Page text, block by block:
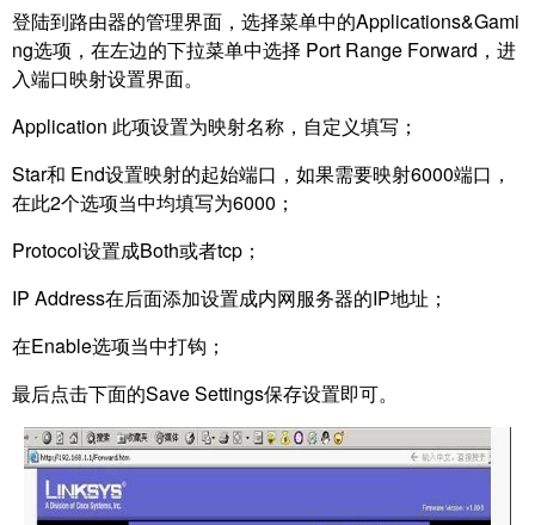
登陆到路由器的管理界面，选择菜单中的Applications&Gami
ng选项，在左边的下拉菜单中选择 Port Range Forward，进
入端口映射设置界面。
Application 此项设置为映射名称，自定义填写；
Star和 End设置映射的起始端口，如果需要映射6000端口，
在此2个选项当中均填写为6000；
Protocol设置成Both或者tcp；
IP Address在后面添加设置成内网服务器的IP地址；
在Enable选项当中打钩；
最后点击下面的Save Settings保存设置即可。